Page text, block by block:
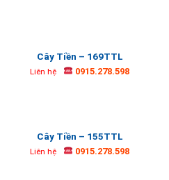
Cây Tiền – 169TTL
Liên hệ 0915.278.598
Cây Tiền – 155TTL
Liên hệ 0915.278.598